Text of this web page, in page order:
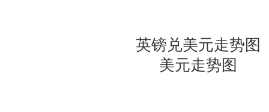
英镑兑美元走势图
美元走势图